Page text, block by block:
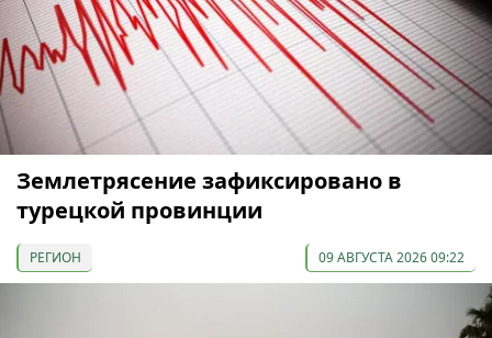
Землетрясение зафиксировано в
турецкой провинции
РЕГИОН 09 АВГУСТА 2026 09:22